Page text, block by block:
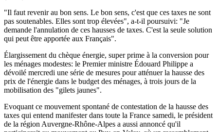
"Il faut revenir au bon sens. Le bon sens, c'est que ces taxes ne sont
pas soutenables. Elles sont trop élevées", a-t-il poursuivi: "Je
demande l'annulation de ces hausses de taxes. C'est la seule solution
qui peut être apportée aux Français".
Élargissement du chèque énergie, super prime à la conversion pour
les ménages modestes: le Premier ministre Édouard Philippe a
dévoilé mercredi une série de mesures pour atténuer la hausse des
prix de l'énergie dans le budget des ménages, à trois jours de la
mobilisation des "gilets jaunes".
Evoquant ce mouvement spontané de contestation de la hausse des
taxes qui entend manifester dans toute la France samedi, le président
de la région Auvergne-Rhône-Alpes a aussi annoncé qu'il